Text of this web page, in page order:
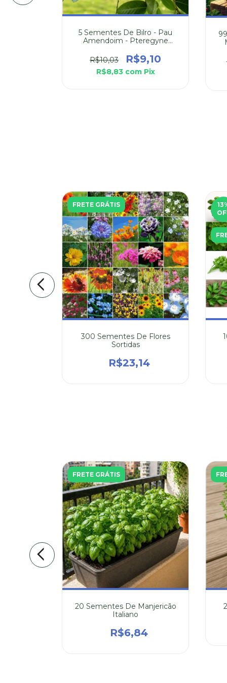
5 Sementes De Bilro - Pau
Amendoim - Pteregyne
R$10,03
R$9,10
R$8,83 com Pix
FRETE GRÁTIS
300 Sementes De Flores
Sortidas
R$23,14
13
FRETE GRÁTIS
20 Sementes De Manjericão
Italiano
R$6,84